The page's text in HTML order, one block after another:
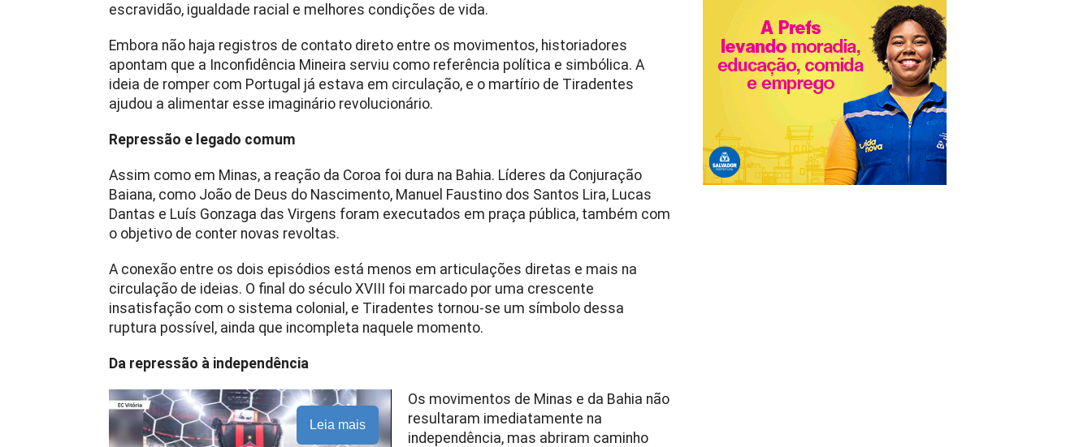
escravidão, igualdade racial e melhores condições de vida.
Embora não haja registros de contato direto entre os movimentos, historiadores
apontam que a Inconfidência Mineira serviu como referência política e simbólica. A
ideia de romper com Portugal já estava em circulação, e o martírio de Tiradentes
ajudou a alimentar esse imaginário revolucionário.
Repressão e legado comum
Assim como em Minas, a reação da Coroa foi dura na Bahia. Líderes da Conjuração
Baiana, como João de Deus do Nascimento, Manuel Faustino dos Santos Lira, Lucas
Dantas e Luís Gonzaga das Virgens foram executados em praça pública, também com
o objetivo de conter novas revoltas.
A conexão entre os dois episódios está menos em articulações diretas e mais na
circulação de ideias. O final do século XVIII foi marcado por uma crescente
insatisfação com o sistema colonial, e Tiradentes tornou-se um símbolo dessa
ruptura possível, ainda que incompleta naquele momento.
Da repressão à independência
Leia mais
Os movimentos de Minas e da Bahia não
resultaram imediatamente na
independência, mas abriram caminho